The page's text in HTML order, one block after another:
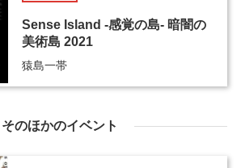
Sense Island -感覚の島- 暗闇の
美術島 2021
猿島一帯
そのほかのイベント